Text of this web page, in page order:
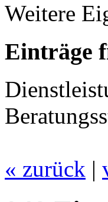
Weitere
Einträge
« zurück |